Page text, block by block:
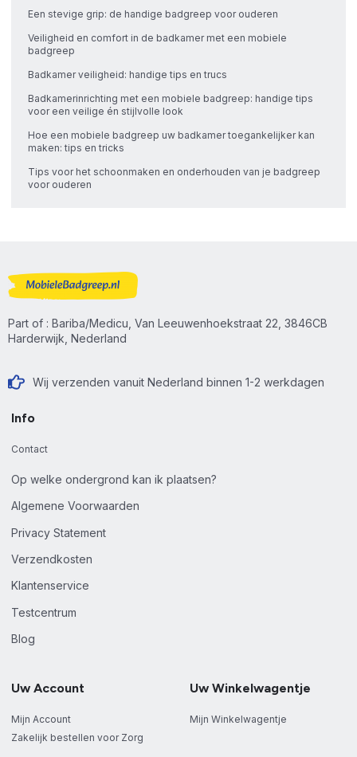
Een stevige grip: de handige badgreep voor ouderen
Veiligheid en comfort in de badkamer met een mobiele
badgreep
Badkamer veiligheid: handige tips en trucs
Badkamerinrichting met een mobiele badgreep: handige tips
voor een veilige én stijlvolle look
Hoe een mobiele badgreep uw badkamer toegankelijker kan
maken: tips en tricks
Tips voor het schoonmaken en onderhouden van je badgreep
voor ouderen
Part of : Bariba/Medicu, Van Leeuwenhoekstraat 22, 3846CB
Harderwijk, Nederland
Wij verzenden vanuit Nederland binnen 1-2 werkdagen
Info
Contact
Op welke ondergrond kan ik plaatsen?
Algemene Voorwaarden
Privacy Statement
Verzendkosten
Klantenservice
Testcentrum
Blog
Uw Account
Mijn Account
Zakelijk bestellen voor Zorg
Uw Winkelwagentje
Mijn Winkelwagentje